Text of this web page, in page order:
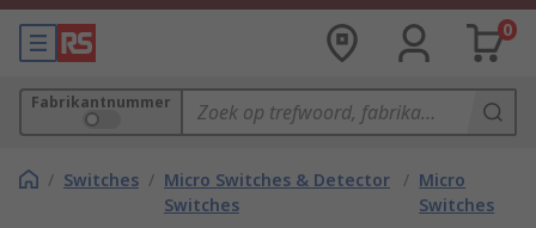
0
Fabrikantnummer
/ Switches / Micro Switches & Detector
Switches
/ Micro
Switches